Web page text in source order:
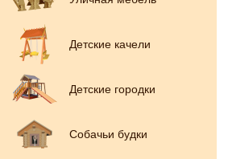
Детские качели
Детские городки
Собачьи будки